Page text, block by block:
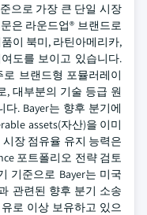
으로 가장 큰 단일 시장
은 라운드업® 브랜드로
이 북미, 라틴아메리카,
도를 보이고 있습니다.
브랜드형 포뮬러레이
, 대부분의 기술 등급 원
. Bayer는 향후 분기에
assets(자산)을 이미
장 점유율 유지 능력은
포트폴리오 전략 검토
기준으로 Bayer는 미국
관련된 향후 분기 소송
로 이상 보유하고 있으